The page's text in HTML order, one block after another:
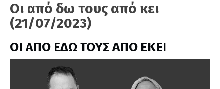
Οι από δω τους από κει
(21/07/2023)
ΟΙ ΑΠΟ ΕΔΩ ΤΟΥΣ ΑΠΟ ΕΚΕΙ